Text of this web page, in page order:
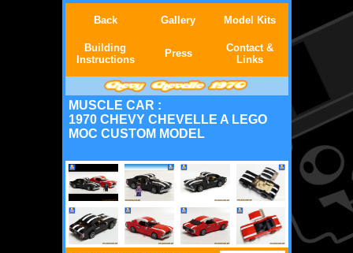
Back Gallery Model Kits
Building
Instructions
Press
Contact &
Links
MUSCLE CAR :
1970 CHEVY CHEVELLE A LEGO
MOC CUSTOM MODEL